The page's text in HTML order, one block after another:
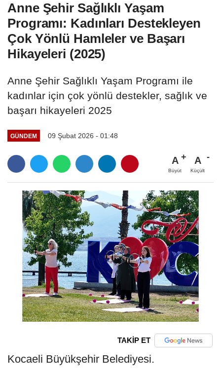
Anne Şehir Sağlıklı Yaşam
Programı: Kadınları Destekleyen
Çok Yönlü Hamleler ve Başarı
Hikayeleri (2025)
Anne Şehir Sağlıklı Yaşam Programı ile
kadınlar için çok yönlü destekler, sağlık ve
başarı hikayeleri 2025
GÜNDEM 09 Şubat 2026 - 01:48
A
Büyüt
A
Küçült
TAKİP ET
Kocaeli Büyükşehir Belediyesi.